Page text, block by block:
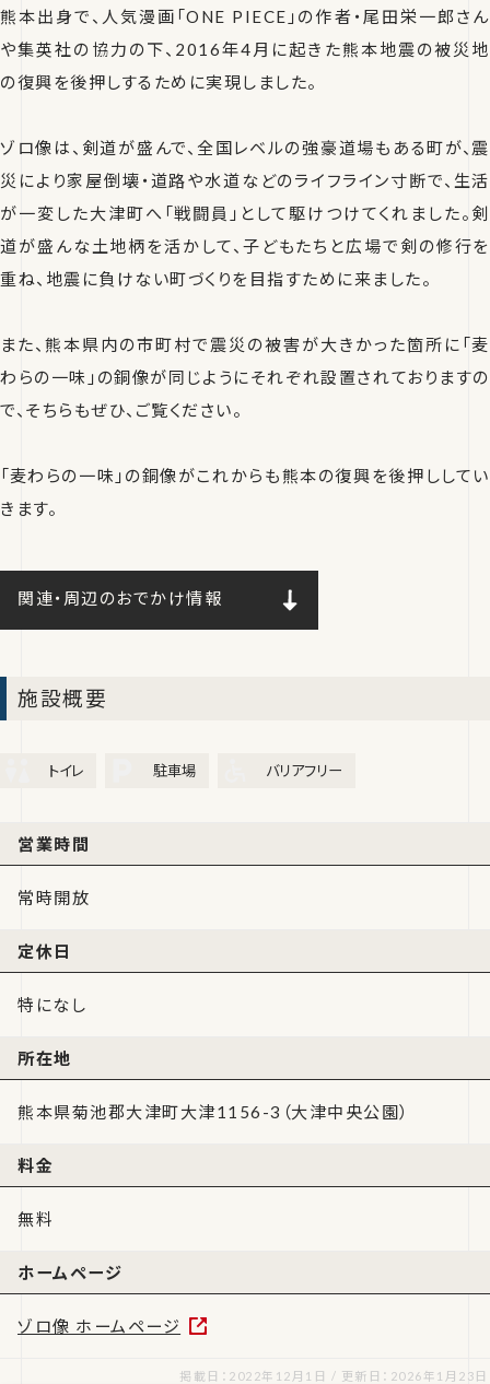
熊本出身で、人気漫画「ONE PIECE」の作者・尾田栄一郎さん
や集英社の協力の下、2016年4月に起きた熊本地震の被災地
の復興を後押しするために実現しました。
ゾロ像は、剣道が盛んで、全国レベルの強豪道場もある町が、震
災により家屋倒壊・道路や水道などのライフライン寸断で、生活
が一変した大津町へ「戦闘員」として駆けつけてくれました。剣
道が盛んな土地柄を活かして、子どもたちと広場で剣の修行を
重ね、地震に負けない町づくりを目指すために来ました。
また、熊本県内の市町村で震災の被害が大きかった箇所に「麦
わらの一味」の銅像が同じようにそれぞれ設置されておりますの
で、そちらもぜひ、ご覧ください。
「麦わらの一味」の銅像がこれからも熊本の復興を後押ししてい
きます。
関連・周辺のおでかけ情報
施設概要
トイレ 駐車場 バリアフリー
営業時間
常時開放
定休日
特になし
所在地
熊本県菊池郡大津町大津1156-3（大津中央公園）
料金
無料
ホームページ
ゾロ像 ホームページ
掲載日：2022年12月1日 / 更新日：2026年1月23日